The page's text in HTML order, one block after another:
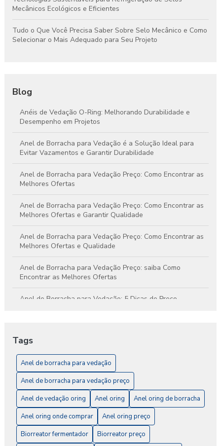
Mecânicos Ecológicos e Eficientes
Tudo o Que Você Precisa Saber Sobre Selo Mecânico e Como
Selecionar o Mais Adequado para Seu Projeto
Blog
Anéis de Vedação O-Ring: Melhorando Durabilidade e
Desempenho em Projetos
Anel de Borracha para Vedação é a Solução Ideal para
Evitar Vazamentos e Garantir Durabilidade
Anel de Borracha para Vedação Preço: Como Encontrar as
Melhores Ofertas
Anel de Borracha para Vedação Preço: Como Encontrar as
Melhores Ofertas e Garantir Qualidade
Anel de Borracha para Vedação Preço: Como Encontrar as
Melhores Ofertas e Qualidade
Anel de Borracha para Vedação Preço: saiba Como
Encontrar as Melhores Ofertas
Anel de Borracha para Vedação: 5 Dicas de Preço
para Seu Projeto
Anel de Borracha para Vedação: O Guia Completo
Anel de Vedação O-Ring: A Solução Ideal para
Impermeabilização e Vedação
Anel de Vedação O-Ring: Como Escolher e Aplicar
Tags
Anel de borracha para vedação
Anel de borracha para vedação preço
Anel de vedação oring
Anel oring
Anel oring de borracha
Anel oring onde comprar
Anel oring preço
Biorreator fermentador
Biorreator preço